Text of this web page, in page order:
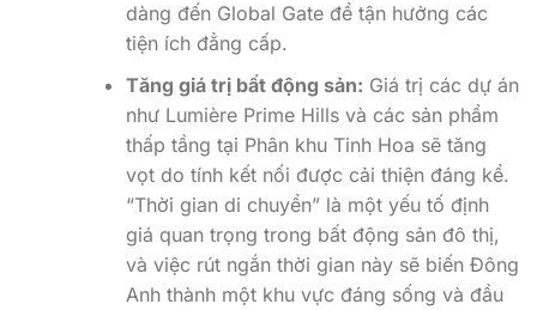
dàng đến Global Gate để tận hưởng các
tiện ích đẳng cấp.
Tăng giá trị bất động sản: Giá trị các dự án
như Lumière Prime Hills và các sản phẩm
thấp tầng tại Phân khu Tinh Hoa sẽ tăng
vọt do tính kết nối được cải thiện đáng kể.
“Thời gian di chuyển” là một yếu tố định
giá quan trọng trong bất động sản đô thị,
và việc rút ngắn thời gian này sẽ biến Đông
Anh thành một khu vực đáng sống và đầu